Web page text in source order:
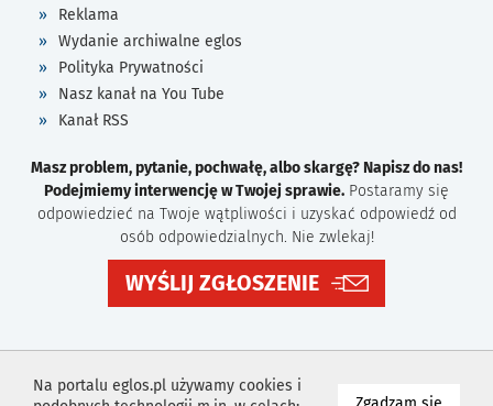
Na portalu eglos.pl używamy cookies i
Reklama
Wydanie archiwalne eglos
Polityka Prywatności
Nasz kanał na You Tube
Kanał RSS
Masz problem, pytanie, pochwałę, albo skargę? Napisz do nas!
Podejmiemy interwencję w Twojej sprawie. Postaramy się
odpowiedzieć na Twoje wątpliwości i uzyskać odpowiedź od
osób odpowiedzialnych. Nie zwlekaj!
WYŚLIJ ZGŁOSZENIE